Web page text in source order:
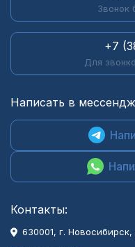
Звонок
+7
Для
Написать в
Контакты:
630001, г. Новосибирск,